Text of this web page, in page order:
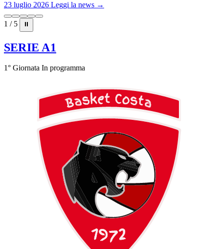
23 luglio 2026 Leggi la news →
1 / 5 ⏸
SERIE A1
1° Giornata In programma